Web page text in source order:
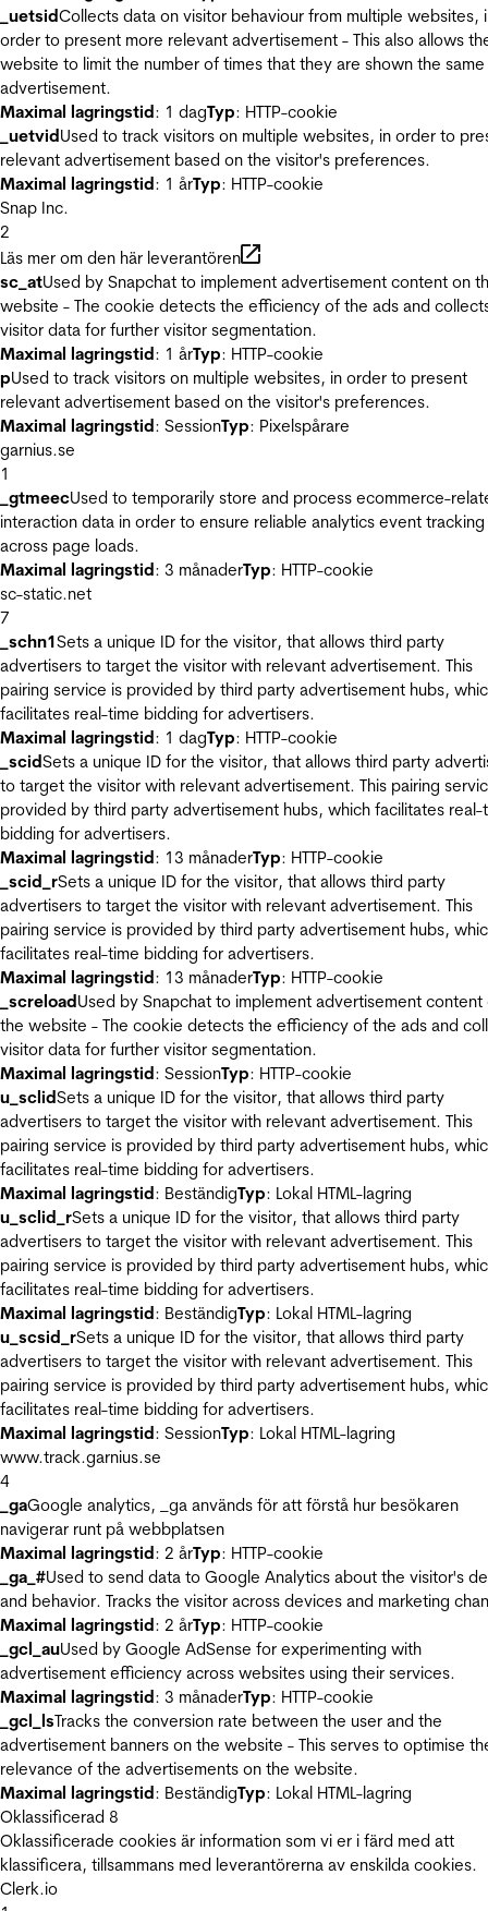
_uetsidCollects data on visitor behaviour from multiple websites,
order to present more relevant advertisement - This also allows
website to limit the number of times that they are shown the same
advertisement.
Maximal lagringstid: 1 dagTyp: HTTP-cookie
_uetvidUsed to track visitors on multiple websites, in order to
relevant advertisement based on the visitor's preferences.
Maximal lagringstid: 1 årTyp: HTTP-cookie
Snap Inc.
2
Läs mer om den här leverantören
sc_atUsed by Snapchat to implement advertisement content on
website - The cookie detects the efficiency of the ads and
visitor data for further visitor segmentation.
Maximal lagringstid: 1 årTyp: HTTP-cookie
pUsed to track visitors on multiple websites, in order to present
relevant advertisement based on the visitor's preferences.
Maximal lagringstid: SessionTyp: Pixelspårare
garnius.se
1
_gtmeecUsed to temporarily store and process ecommerce-
interaction data in order to ensure reliable analytics event tracking
across page loads.
Maximal lagringstid: 3 månaderTyp: HTTP-cookie
sc-static.net
7
_schn1Sets a unique ID for the visitor, that allows third party
advertisers to target the visitor with relevant advertisement. This
pairing service is provided by third party advertisement hubs,
facilitates real-time bidding for advertisers.
Maximal lagringstid: 1 dagTyp: HTTP-cookie
_scidSets a unique ID for the visitor, that allows third party
to target the visitor with relevant advertisement. This pairing
provided by third party advertisement hubs, which facilitates real-
bidding for advertisers.
Maximal lagringstid: 13 månaderTyp: HTTP-cookie
_scid_rSets a unique ID for the visitor, that allows third party
advertisers to target the visitor with relevant advertisement. This
pairing service is provided by third party advertisement hubs,
facilitates real-time bidding for advertisers.
Maximal lagringstid: 13 månaderTyp: HTTP-cookie
_screloadUsed by Snapchat to implement advertisement content
the website - The cookie detects the efficiency of the ads and
visitor data for further visitor segmentation.
Maximal lagringstid: SessionTyp: HTTP-cookie
u_sclidSets a unique ID for the visitor, that allows third party
advertisers to target the visitor with relevant advertisement. This
pairing service is provided by third party advertisement hubs,
facilitates real-time bidding for advertisers.
Maximal lagringstid: BeständigTyp: Lokal HTML-lagring
u_sclid_rSets a unique ID for the visitor, that allows third party
advertisers to target the visitor with relevant advertisement. This
pairing service is provided by third party advertisement hubs,
facilitates real-time bidding for advertisers.
Maximal lagringstid: BeständigTyp: Lokal HTML-lagring
u_scsid_rSets a unique ID for the visitor, that allows third party
advertisers to target the visitor with relevant advertisement. This
pairing service is provided by third party advertisement hubs,
facilitates real-time bidding for advertisers.
Maximal lagringstid: SessionTyp: Lokal HTML-lagring
www.track.garnius.se
4
_gaGoogle analytics, _ga används för att förstå hur besökaren
navigerar runt på webbplatsen
Maximal lagringstid: 2 årTyp: HTTP-cookie
_ga_#Used to send data to Google Analytics about the visitor's
and behavior. Tracks the visitor across devices and marketing
Maximal lagringstid: 2 årTyp: HTTP-cookie
_gcl_auUsed by Google AdSense for experimenting with
advertisement efficiency across websites using their services.
Maximal lagringstid: 3 månaderTyp: HTTP-cookie
_gcl_lsTracks the conversion rate between the user and the
advertisement banners on the website - This serves to optimise
relevance of the advertisements on the website.
Maximal lagringstid: BeständigTyp: Lokal HTML-lagring
Oklassificerad 8
Oklassificerade cookies är information som vi er i färd med att
klassificera, tillsammans med leverantörerna av enskilda cookies.
Clerk.io